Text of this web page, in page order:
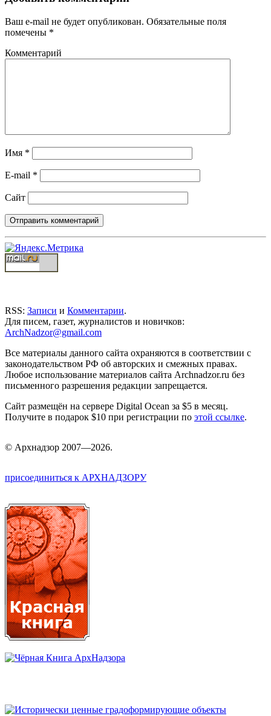
Ваш e-mail не будет опубликован. Обязательные поля
помечены *
Комментарий
Имя *
E-mail *
Сайт
RSS: Записи и Комментарии.
Для писем, газет, журналистов и новичков:
ArchNadzor@gmail.com
Все материалы данного сайта охраняются в соответствии с
законодательством РФ об авторских и смежных правах.
Любое использование материалов сайта Archnadzor.ru без
письменного разрешения редакции запрещается.
Сайт размещён на сервере Digital Ocean за $5 в месяц.
Получите в подарок $10 при регистрации по этой ссылке.
© Архнадзор 2007—2026.
присоединиться к АРХНАДЗОРУ